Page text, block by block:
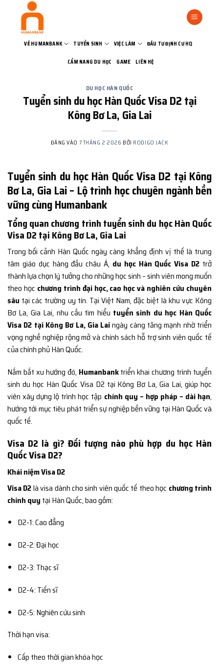
VỀ HUMANBANK TUYỂN SINH VIỆC LÀM ĐẦU TƯ ĐỊNH CƯ HQ
CẨM NANG DU HỌC GAME LIÊN HỆ
DU HỌC HÀN QUỐC
Tuyển sinh du học Hàn Quốc Visa D2 tại
Kông Bơ La, Gia Lai
ĐĂNG VÀO 7 THÁNG 2 2026 BỞI RODIGO JACK
Tuyển sinh du học Hàn Quốc Visa D2 tại Kông
Bơ La, Gia Lai – Lộ trình học chuyên ngành bền
vững cùng Humanbank
Tổng quan chương trình tuyển sinh du học Hàn Quốc
Visa D2 tại Kông Bơ La, Gia Lai
Trong bối cảnh Hàn Quốc ngày càng khẳng định vị thế là trung
tâm giáo dục hàng đầu châu Á, du học Hàn Quốc Visa D2 trở
thành lựa chọn lý tưởng cho những học sinh – sinh viên mong muốn
theo học chương trình đại học, cao học và nghiên cứu chuyên
sâu tại các trường uy tín. Tại Việt Nam, đặc biệt là khu vực Kông
Bơ La, Gia Lai, nhu cầu tìm hiểu tuyển sinh du học Hàn Quốc
Visa D2 tại Kông Bơ La, Gia Laingày càng tăng mạnh nhờ triển
vọng nghề nghiệp rộng mở và chính sách hỗ trợ sinh viên quốc tế
của chính phủ Hàn Quốc.
Nắm bắt xu hướng đó, Humanbanktriển khai chương trình tuyển
sinh du học Hàn Quốc Visa D2 tại Kông Bơ La, Gia Lai, giúp học
viên xây dựng lộ trình học tập chính quy – hợp pháp – dài hạn,
hướng tới mục tiêu phát triển sự nghiệp bền vững tại Hàn Quốc và
quốc tế.
Visa D2 là gì? Đối tượng nào phù hợp du học Hàn
Quốc Visa D2?
Khái niệm Visa D2
Visa D2là visa dành cho sinh viên quốc tế theo học chương trình
chính quy tại Hàn Quốc, bao gồm:
D2-1: Cao đẳng
D2-2: Đại học
D2-3: Thạc sĩ
D2-4: Tiến sĩ
D2-5: Nghiên cứu sinh
Thời hạn visa:
Cấp theo thời gian khóa học